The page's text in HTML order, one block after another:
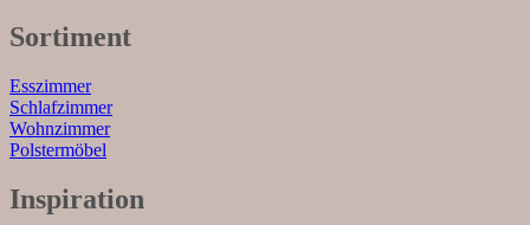
Sortiment
Esszimmer
Schlafzimmer
Wohnzimmer
Polstermöbel
Inspiration